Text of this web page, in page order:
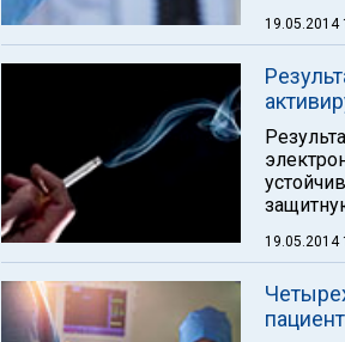
19.05.2014
19.05.2014